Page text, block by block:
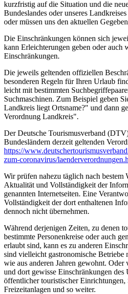
kurzfristig auf die Situation und die
Bundeslandes oder unseres
oder müssen uns den aktuellen
Die Einschränkungen können sich
kann Erleichterungen geben oder auch
Einschränkungen.
Die jeweils geltenden offiziellen
besonderen Regeln für Ihren Urlaub
leicht mit bestimmten
Suchmaschinen. Zum Beispiel geben
Landkreis liegt Ortsname?" und dann
Verordnung Landkreis".
Der Deutsche Tourismusverband
Bundesländern derzeit geltenden
https://
zum-coronavirus/­
Wir prüfen nahezu täglich nach bestem
Aktualität und Vollständigkeit der
genannten Internetseiten. Eine
Vollständigkeit der dort enthaltenen
dennoch nicht übernehmen.
Während derjenigen Zeiten, zu denen
bestimmte Personenkreise oder auch
erlaubt sind, kann es zu anderen
sind vielleicht gastronomische
wie aus anderen Jahren gewohnt.
und dort gewisse Einschränkungen des
öffentlicher touristischer Einrichtungen,
Freizeitanlagen und so weiter.